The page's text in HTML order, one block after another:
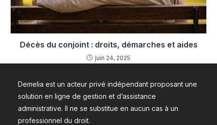
Décès du conjoint : droits, démarches et aides
juin 24, 2025
Demelia est un acteur privé indépendant proposant une
solution en ligne de gestion et d’assistance
administrative. Il ne se substitue en aucun cas à un
professionnel du droit.